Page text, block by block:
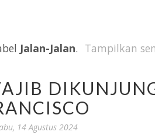
Jalan-Jalan. Tampilkan
14 Agustus 2024